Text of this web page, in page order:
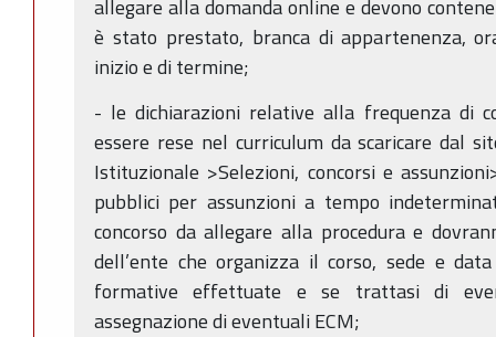
allegare alla domanda online e devono
è stato prestato, branca di appartenenza,
inizio e di termine;
- le dichiarazioni relative alla frequenza di
essere rese nel curriculum da scaricare dal
Istituzionale >Selezioni, concorsi e
pubblici per assunzioni a tempo
concorso da allegare alla procedura e
dell’ente che organizza il corso, sede e
formative effettuate e se trattasi di
assegnazione di eventuali ECM;